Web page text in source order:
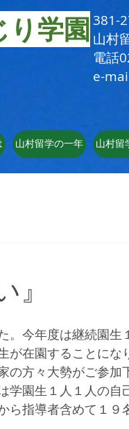
学園381-
山村
電話
e-
山村留学の一年 山村留
今年度は継続園生
が在園することにな
の方々大勢がご参加
学園生１人１人の自
ら指導者含めて１９